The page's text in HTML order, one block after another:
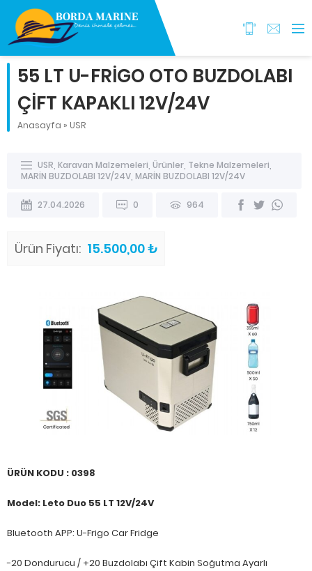
55 LT U-FRİGO OTO BUZDOLABI
ÇİFT KAPAKLI 12V/24V
Anasayfa » USR
USR Karavan Malzemeleri Ürünler Tekne Malzemeleri
MARİN BUZDOLABI 12V/24V MARİN BUZDOLABI 12V/24V
27.04.2026 0 964
Ürün Fiyatı: 15.500,00 ₺
ÜRÜN KODU : 0398
Model: Leto Duo 55 LT 12V/24V
Bluetooth APP: U-Frigo Car Fridge
-20 Dondurucu / +20 Buzdolabı Çift Kabin Soğutma Ayarlı